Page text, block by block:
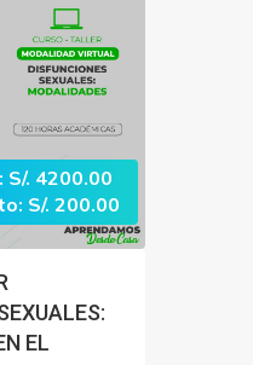
S/. 4200.00
S/. 200.00
EL